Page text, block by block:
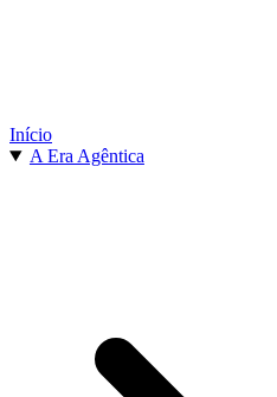
Início
A Era Agêntica